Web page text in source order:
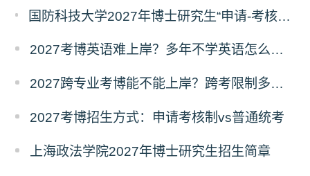
国防科技大学2027年博士研究生“申请-考核”制招生专业基础笔试考试大纲
2027考博英语难上岸？多年不学英语怎么备考？
2027跨专业考博能不能上岸？跨考限制多不多？
2027考博招生方式：申请考核制vs普通统考
上海政法学院2027年博士研究生招生简章